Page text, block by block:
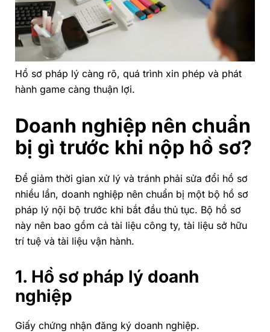
Hồ sơ pháp lý càng rõ, quá trình xin phép và phát
hành game càng thuận lợi.
Doanh nghiệp nên chuẩn
bị gì trước khi nộp hồ sơ?
Để giảm thời gian xử lý và tránh phải sửa đổi hồ sơ
nhiều lần, doanh nghiệp nên chuẩn bị một bộ hồ sơ
pháp lý nội bộ trước khi bắt đầu thủ tục. Bộ hồ sơ
này nên bao gồm cả tài liệu công ty, tài liệu sở hữu
trí tuệ và tài liệu vận hành.
1. Hồ sơ pháp lý doanh
nghiệp
Giấy chứng nhận đăng ký doanh nghiệp.